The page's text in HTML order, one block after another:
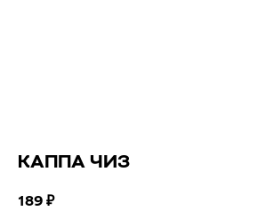
КАППА ЧИЗ
189 ₽